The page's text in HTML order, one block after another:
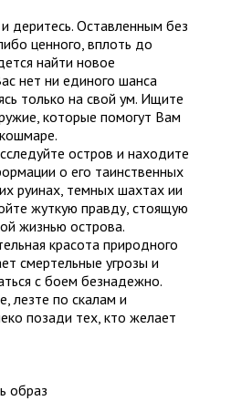
деритесь. Оставленным без
ценного, вплоть до
найти новое
нет ни единого шанса
только на свой ум. Ищите
которые помогут Вам
остров и находите
о его таинственных
руинах, темных шахтах ии
жуткую правду, стоящую
жизнью острова.
красота природного
смертельные угрозы и
с боем безнадежно.
лезте по скалам и
позади тех, кто желает
образ